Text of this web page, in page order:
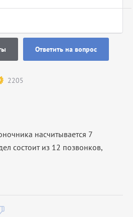
Ответить на вопрос
2205
насчитывается 7
состоит из 12 позвонков,